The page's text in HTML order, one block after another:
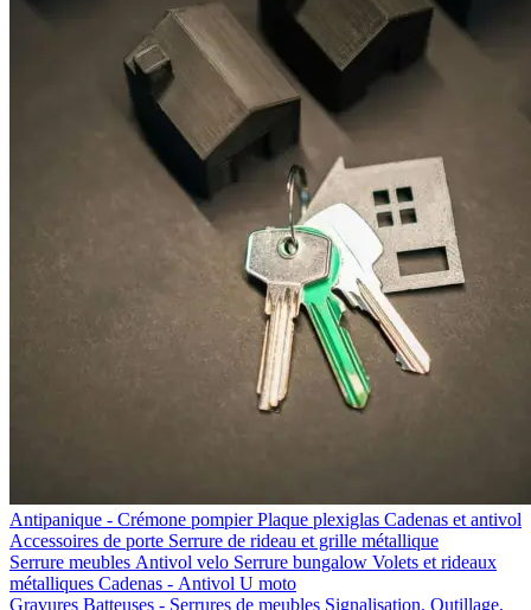
Antipanique - Crémone pompierPlaque plexiglas Cadenas et antivol
Accessoires de porte Serrure de rideau et grille métallique
Serrure meubles Antivol velo Serrure bungalow Volets et rideaux
métalliques Cadenas - Antivol U moto
Gravures Batteuses - Serrures de meubles Signalisation, Outillage,